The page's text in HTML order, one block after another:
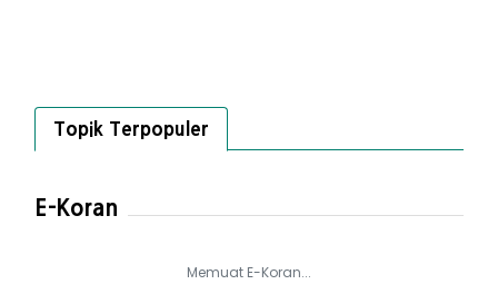
Topik Terpopuler
E-Koran
Memuat E-Koran...